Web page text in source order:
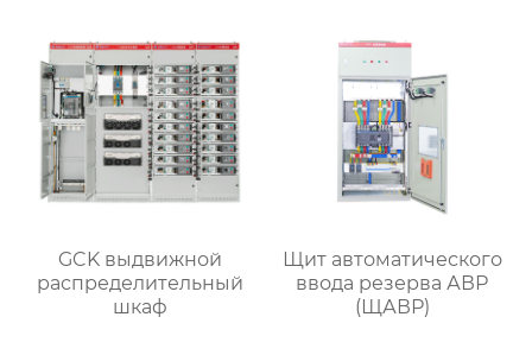
GCK выдвижной
распределительный
шкаф
Щит автоматического
ввода резерва АВР
(ЩАВР)